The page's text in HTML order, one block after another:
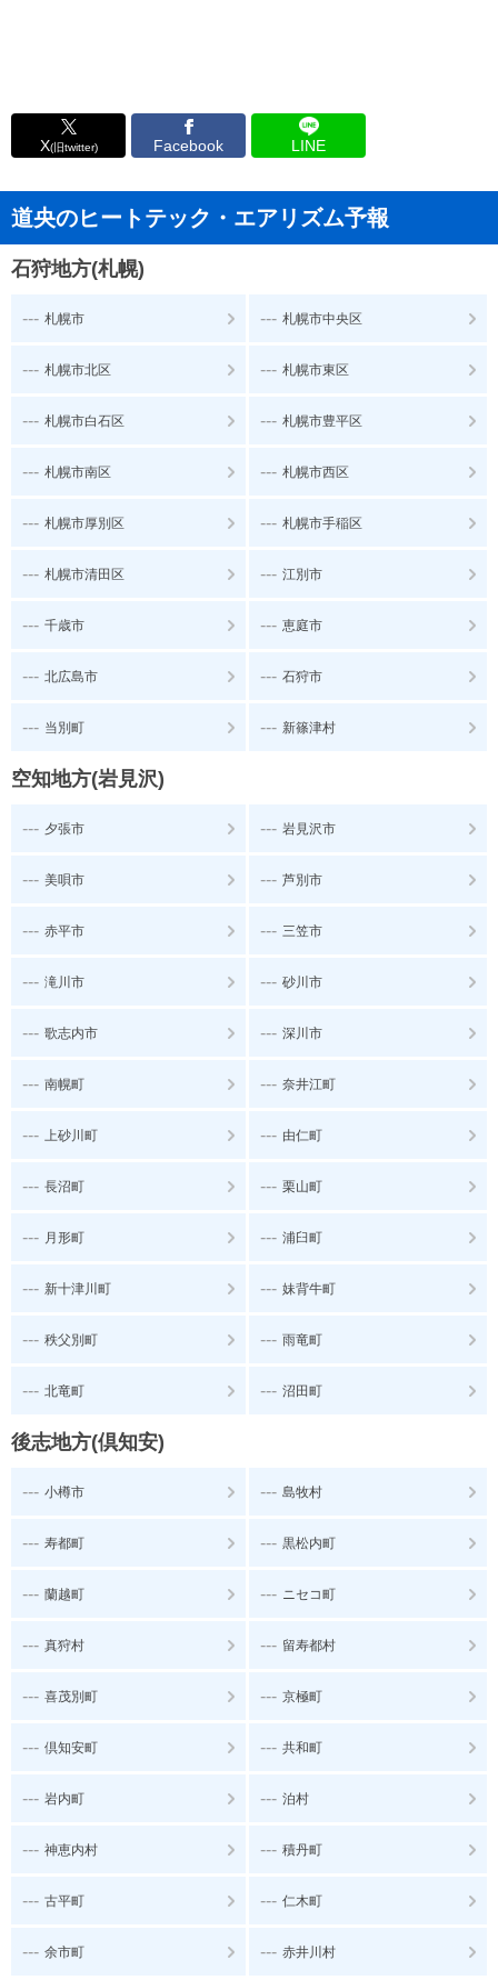
X(旧twitter) Facebook LINE
道央のヒートテック・エアリズム予報
石狩地方(札幌)
--- 札幌市 --- 札幌市中央区
--- 札幌市北区 --- 札幌市東区
--- 札幌市白石区 --- 札幌市豊平区
--- 札幌市南区 --- 札幌市西区
--- 札幌市厚別区 --- 札幌市手稲区
--- 札幌市清田区 --- 江別市
--- 千歳市 --- 恵庭市
--- 北広島市 --- 石狩市
--- 当別町 --- 新篠津村
空知地方(岩見沢)
--- 夕張市 --- 岩見沢市
--- 美唄市 --- 芦別市
--- 赤平市 --- 三笠市
--- 滝川市 --- 砂川市
--- 歌志内市 --- 深川市
--- 南幌町 --- 奈井江町
--- 上砂川町 --- 由仁町
--- 長沼町 --- 栗山町
--- 月形町 --- 浦臼町
--- 新十津川町 --- 妹背牛町
--- 秩父別町 --- 雨竜町
--- 北竜町 --- 沼田町
後志地方(倶知安)
--- 小樽市 --- 島牧村
--- 寿都町 --- 黒松内町
--- 蘭越町 --- ニセコ町
--- 真狩村 --- 留寿都村
--- 喜茂別町 --- 京極町
--- 倶知安町 --- 共和町
--- 岩内町 --- 泊村
--- 神恵内村 --- 積丹町
--- 古平町 --- 仁木町
--- 余市町 --- 赤井川村